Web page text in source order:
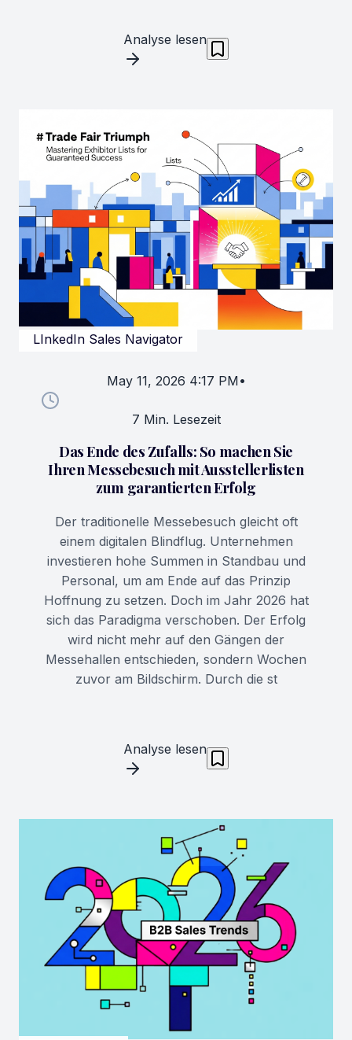
Analyse lesen
LInkedIn Sales Navigator
May 11, 2026 4:17 PM•
7 Min. Lesezeit
Das Ende des Zufalls: So machen Sie
Ihren Messebesuch mit Ausstellerlisten
zum garantierten Erfolg
Der traditionelle Messebesuch gleicht oft
einem digitalen Blindflug. Unternehmen
investieren hohe Summen in Standbau und
Personal, um am Ende auf das Prinzip
Hoffnung zu setzen. Doch im Jahr 2026 hat
sich das Paradigma verschoben. Der Erfolg
wird nicht mehr auf den Gängen der
Messehallen entschieden, sondern Wochen
zuvor am Bildschirm. Durch die st
Analyse lesen